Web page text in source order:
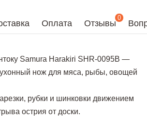
Оплата Отзывы
0
Samura Harakiri SHR-0095B —
нож для мяса, рыбы, овощей
рубки и шинковки движением
острия от доски.